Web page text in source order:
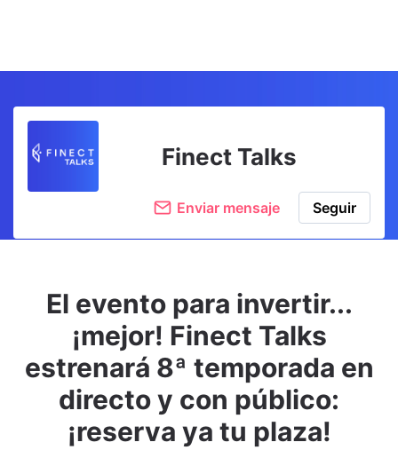
Finect Talks
Enviar mensaje Seguir
El evento para invertir...
¡mejor! Finect Talks
estrenará 8ª temporada en
directo y con público:
¡reserva ya tu plaza!